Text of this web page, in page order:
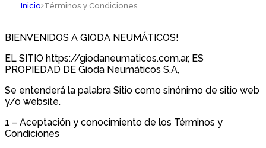
Inicio Términos y Condiciones
BIENVENIDOS A GIODA NEUMÁTICOS!
EL SITIO https://giodaneumaticos.com.ar, ES
PROPIEDAD DE Gioda Neumáticos S.A,
Se entenderá la palabra Sitio como sinónimo de sitio web
y/o website.
1 – Aceptación y conocimiento de los Términos y
Condiciones